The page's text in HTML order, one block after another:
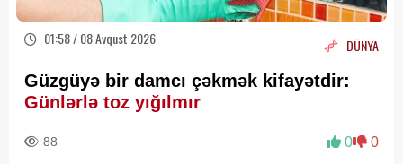
01:58 / 08 Avqust 2026 DÜNYA
Güzgüyə bir damcı çəkmək kifayətdir:
Günlərlə toz yığılmır
88 0 0